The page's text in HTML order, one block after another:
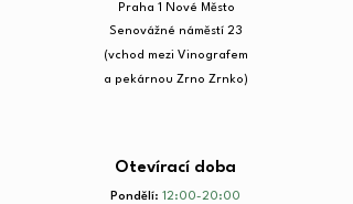
Praha 1 Nové Město
Senovážné náměstí 23​
(vchod mezi Vinografem
a pekárnou Zrno Zrnko)
Otevírací doba
Pondělí: 12:00-20:00